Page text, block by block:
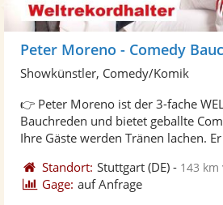
Peter Moreno - Comedy
Showkünstler, Comedy/Komik
👉 Peter Moreno ist der 3-fache
Bauchreden und bietet geballte
Ihre Gäste werden Tränen lachen.
Standort: Stuttgart (DE) - 143
Gage: auf Anfrage